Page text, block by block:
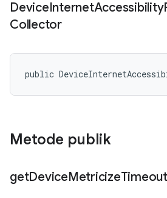
DeviceInternetAccessibility
Collector
public
Metode publik
getDeviceMetricizeTimeout